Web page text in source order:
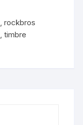
,rockbros
,timbre